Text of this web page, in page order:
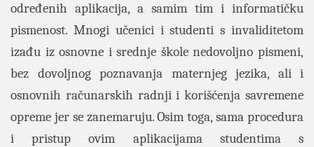
određenih aplikacija, a samim tim i informatičku
pismenost. Mnogi učenici i studenti s invaliditetom
izađu iz osnovne i srednje škole nedovoljno pismeni,
bez dovoljnog poznavanja maternjeg jezika, ali i
osnovnih računarskih radnji i korišćenja savremene
opreme jer se zanemaruju. Osim toga, sama procedura
i pristup ovim aplikacijama studentima s